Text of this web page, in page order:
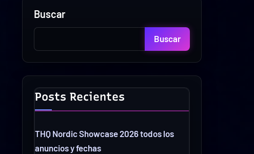
Buscar
Buscar
Posts Recientes
THQ Nordic Showcase 2026 todos los
anuncios y fechas